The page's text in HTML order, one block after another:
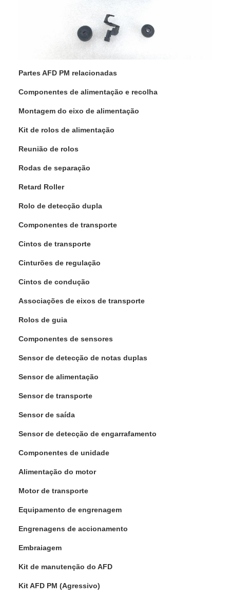
Partes AFD PM relacionadas
Componentes de alimentação e recolha
Montagem do eixo de alimentação
Kit de rolos de alimentação
Reunião de rolos
Rodas de separação
Retard Roller
Rolo de detecção dupla
Componentes de transporte
Cintos de transporte
Cinturões de regulação
Cintos de condução
Associações de eixos de transporte
Rolos de guia
Componentes de sensores
Sensor de detecção de notas duplas
Sensor de alimentação
Sensor de transporte
Sensor de saída
Sensor de detecção de engarrafamento
Componentes de unidade
Alimentação do motor
Motor de transporte
Equipamento de engrenagem
Engrenagens de accionamento
Embraiagem
Kit de manutenção do AFD
Kit AFD PM (Agressivo)